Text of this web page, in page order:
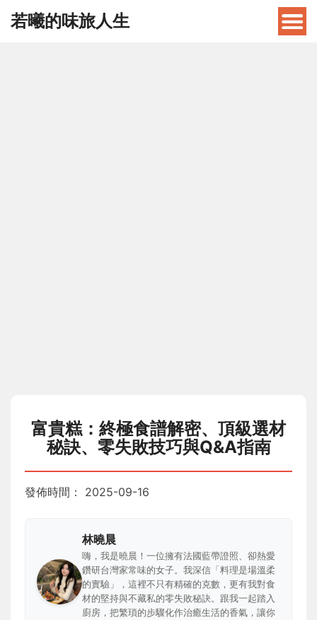
若曦的味旅人生
富貴糕：終極食譜解密、頂級選材
秘訣、零失敗技巧與Q&A指南
發佈時間： 2025-09-16
林曉晨
嗨，我是曉晨！一位擁有法國藍帶證照、卻熱愛
鑽研台灣家常味的女子。我深信「料理是場溫柔
的實驗」，這裡不只有精確的克數，更有我對食
材的堅持與不藏私的零失敗秘訣。跟我一起踏入
廚房，把繁瑣的步驟化作治癒生活的香氣，讓你